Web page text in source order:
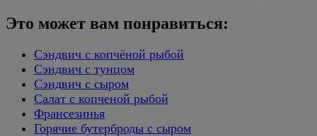
Это может вам понравиться:
Сэндвич с копчёной рыбой
Сэндвич с тунцом
Сэндвич с сыром
Салат с копченой рыбой
Франсезинья
Горячие бутерброды с сыром